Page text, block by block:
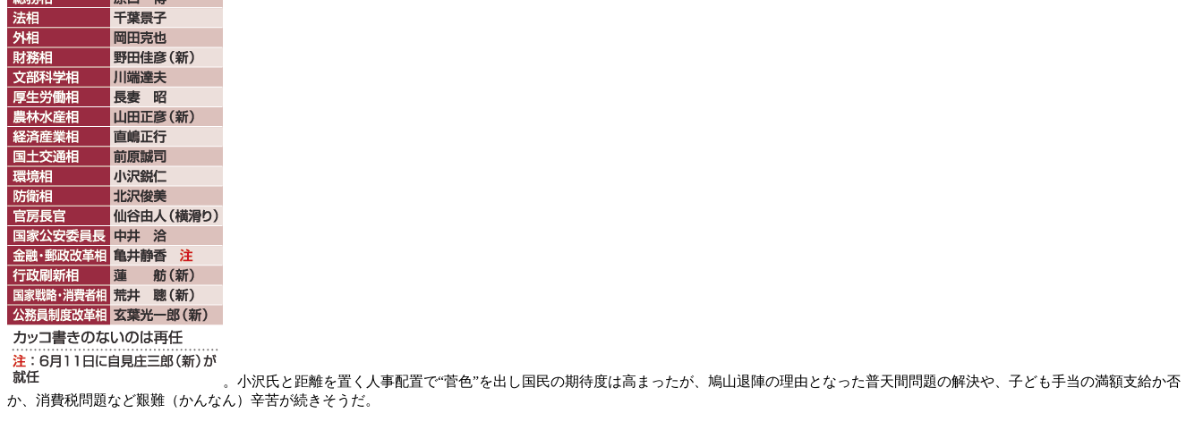
。小沢氏と距離を置く人事配置で“菅色”を出し国民の期待度は高まったが、鳩山退陣の理由となった普天間問題の解決や、子ども手当の満額支給か否
か、消費税問題など艱難（かんなん）辛苦が続きそうだ。